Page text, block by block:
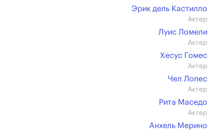
Эрик дель Кастилло
Актер
Луис Ломели
Актер
Хесус Гомес
Актер
Чел Лопес
Актер
Рита Маседо
Актер
Анхель Мерино